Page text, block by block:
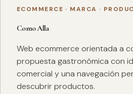
ECOMMERCE · MARCA ·
Como Alla
Web ecommerce orientada a
propuesta gastronómica con
comercial y una navegación
descubrir productos.